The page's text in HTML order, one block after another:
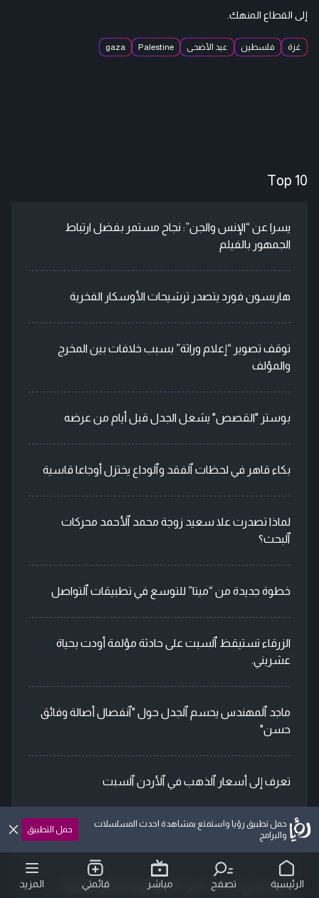
إلى القطاع المنهك.
غزة فلسطين عيد الأضحى Palestine
gaza
Top 10
يسرا عن “الإنس والجن”: نجاح مستمر بفضل ارتباط
الجمهور بالفيلم
هاريسون فورد يتصدر ترشيحات الأوسكار الفخرية
توقف تصوير “إعلام وراثة” بسبب خلافات بين المخرج
والمؤلف
بوستر "القصص" يشعل الجدل قبل أيام من عرضه
بكاء قاهر في لحظات ٱلفقد وٱلوداع يختزل أوجاعا قاسية
لماذا تصدرت علا سعيد زوجة محمد ٱلأحمد محركات
ٱلبحث؟
خطوة جديدة من “ميتا” للتوسع في تطبيقات ٱلتواصل
الزرقاء تستيقظ ٱلسبت على حادثة مؤلمة أودت بحياة
عشريني.
ماجد ٱلمهندس يحسم ٱلجدل حول "ٱنفصال أصالة وفائق
حسن"
تعرف إلى أسعار ٱلذهب في ٱلأردن ٱلسبت
متابعو ياسمين صبري يتفاعلون مع صورها في ٱلحج
تامر حسني يكشف "سر" خسارة وزنه بشكل ملحوظ
حمل تطبيق رؤيا واستمتع بمشاهدة احدث المسلسلات
والبرامج
حمل التطبيق
الرئيسية تصفح مباشر قائمتي المزيد